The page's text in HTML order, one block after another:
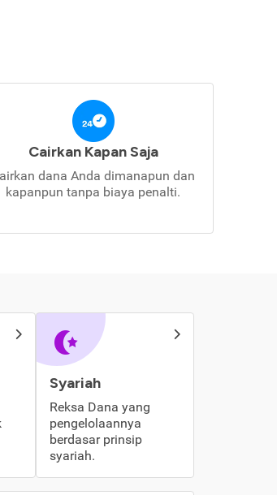
Cairkan Kapan Saja
dana Anda dimanapun dan
kapanpun tanpa biaya penalti.
Syariah
Reksa Dana yang
pengelolaannya
berdasar prinsip
syariah.